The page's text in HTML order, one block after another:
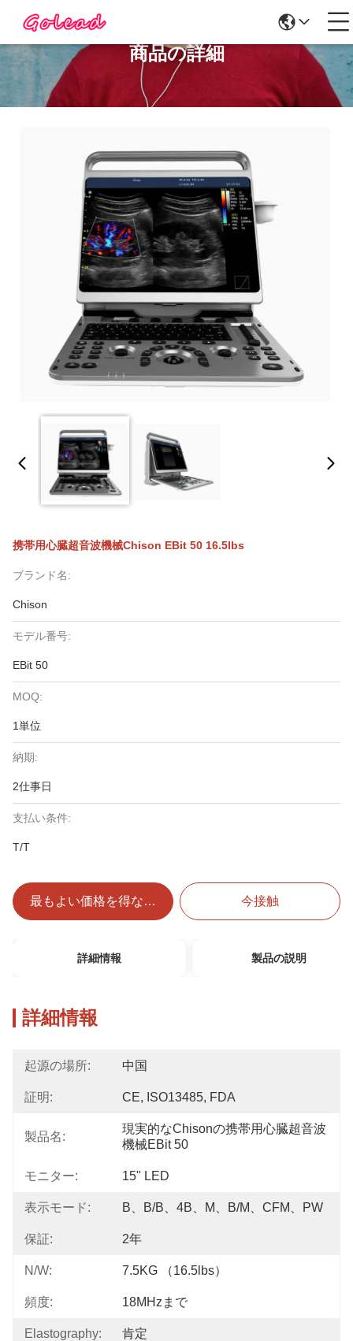
商品の詳細
携帯用心臓超音波機械Chison EBit 50 16.5lbs
ブランド名:
Chison
モデル番号:
EBit 50
MOQ:
1単位
納期:
2仕事日
支払い条件:
T/T
最もよい価格を得なさい 今接触
詳細情報 製品の説明
詳細情報
起源の場所: 中国
証明: CE, ISO13485, FDA
製品名:
現実的なChisonの携帯用心臓超音波
機械EBit 50
モニター: 15" LED
表示モード: B、B/B、4B、M、B/M、CFM、PW
保証: 2年
N/W: 7.5KG （16.5lbs）
頻度: 18MHzまで
Elastography: 肯定